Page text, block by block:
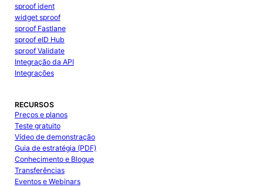
sproof ident
widget sproof
sproof Fastlane
sproof eID Hub
sproof Validate
Integração da API
Integrações
RECURSOS
Preços e planos
Teste gratuito
Vídeo de demonstração
Guia de estratégia (PDF)
Conhecimento e Blogue
Transferências
Eventos e Webinars